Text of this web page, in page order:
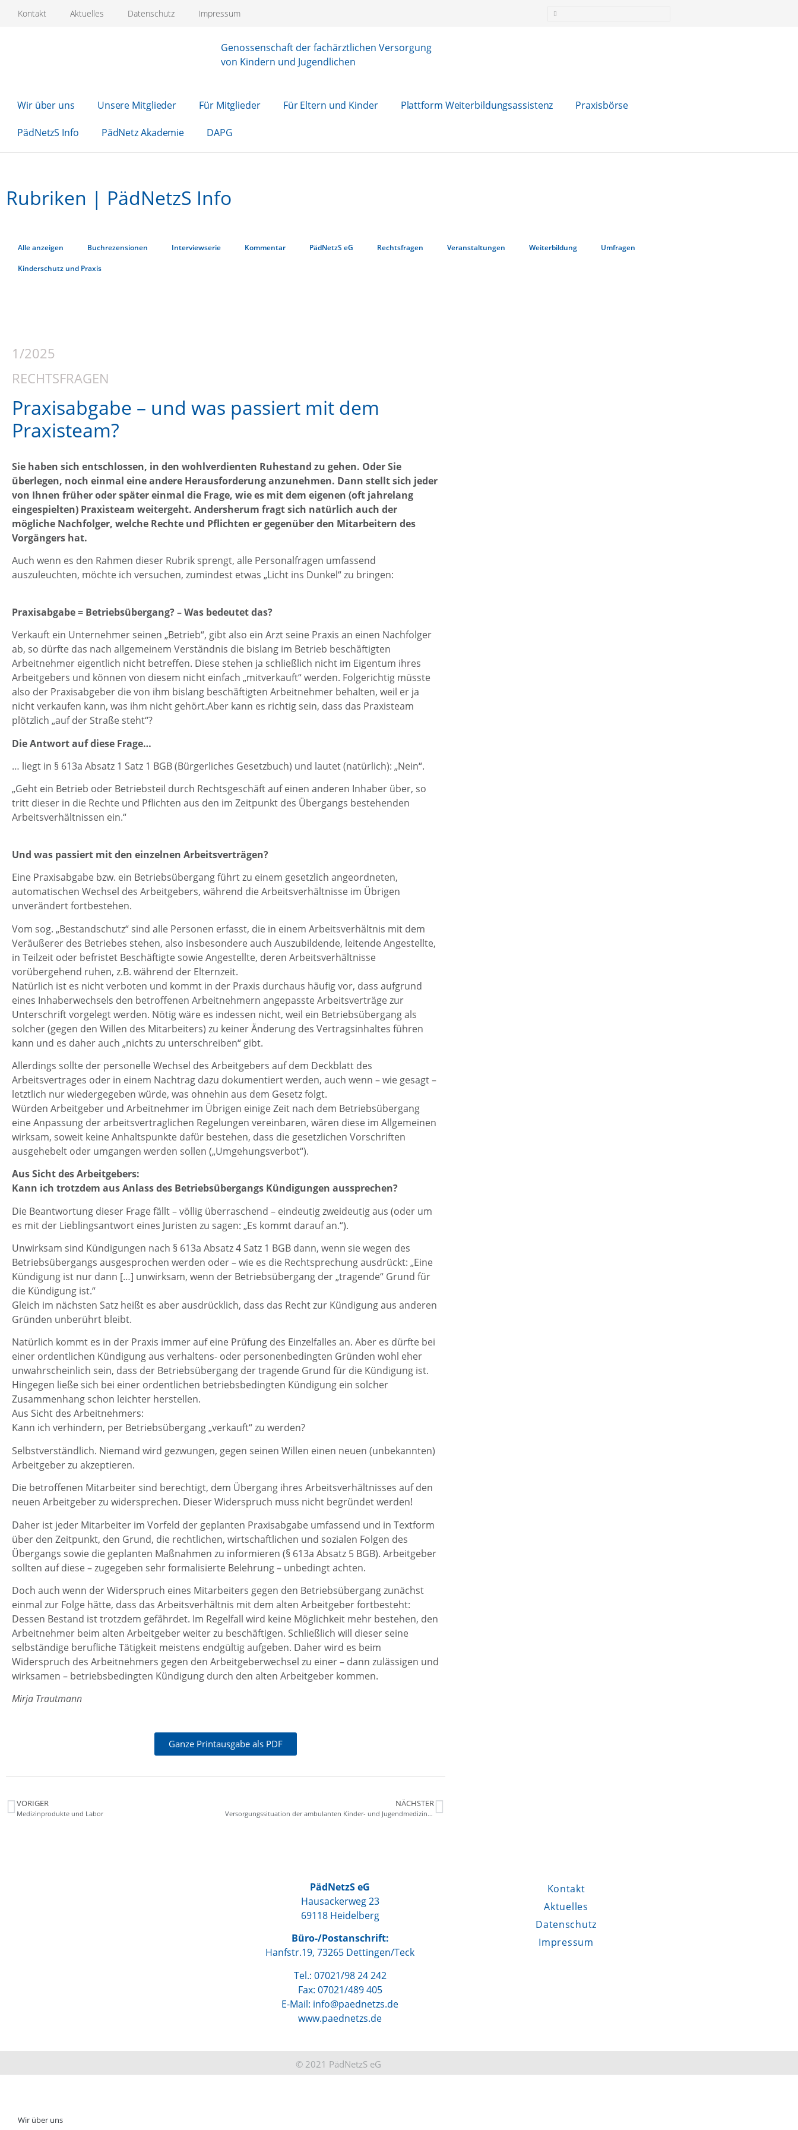
Kontakt Aktuelles Datenschutz Impressum
Genossenschaft der fachärztlichen Versorgung
von Kindern und Jugendlichen
Wir über uns Unsere Mitglieder Für Mitglieder Für Eltern und Kinder Plattform Weiterbildungsassistenz Praxisbörse
PädNetzS Info PädNetz Akademie DAPG
Rubriken | PädNetzS Info
Alle anzeigen Buchrezensionen Interviewserie Kommentar PädNetzS eG Rechtsfragen Veranstaltungen Weiterbildung Umfragen
Kinderschutz und Praxis
1/2025
RECHTSFRAGEN
Praxisabgabe – und was passiert mit dem
Praxisteam?
Sie haben sich entschlossen, in den wohlverdienten Ruhestand zu gehen. Oder Sie
überlegen, noch einmal eine andere Herausforderung anzunehmen. Dann stellt sich jeder
von Ihnen früher oder später einmal die Frage, wie es mit dem eigenen (oft jahrelang
eingespielten) Praxisteam weitergeht. Andersherum fragt sich natürlich auch der
mögliche Nachfolger, welche Rechte und Pflichten er gegenüber den Mitarbeitern des
Vorgängers hat.
Auch wenn es den Rahmen dieser Rubrik sprengt, alle Personalfragen umfassend
auszuleuchten, möchte ich versuchen, zumindest etwas „Licht ins Dunkel“ zu bringen:
Praxisabgabe = Betriebsübergang? – Was bedeutet das?
Verkauft ein Unternehmer seinen „Betrieb“, gibt also ein Arzt seine Praxis an einen Nachfolger
ab, so dürfte das nach allgemeinem Verständnis die bislang im Betrieb beschäftigten
Arbeitnehmer eigentlich nicht betreffen. Diese stehen ja schließlich nicht im Eigentum ihres
Arbeitgebers und können von diesem nicht einfach „mitverkauft“ werden. Folgerichtig müsste
also der Praxisabgeber die von ihm bislang beschäftigten Arbeitnehmer behalten, weil er ja
nicht verkaufen kann, was ihm nicht gehört.Aber kann es richtig sein, dass das Praxisteam
plötzlich „auf der Straße steht“?
Die Antwort auf diese Frage…
… liegt in § 613a Absatz 1 Satz 1 BGB (Bürgerliches Gesetzbuch) und lautet (natürlich): „Nein“.
„Geht ein Betrieb oder Betriebsteil durch Rechtsgeschäft auf einen anderen Inhaber über, so
tritt dieser in die Rechte und Pflichten aus den im Zeitpunkt des Übergangs bestehenden
Arbeitsverhältnissen ein.“
Und was passiert mit den einzelnen Arbeitsverträgen?
Eine Praxisabgabe bzw. ein Betriebsübergang führt zu einem gesetzlich angeordneten,
automatischen Wechsel des Arbeitgebers, während die Arbeitsverhältnisse im Übrigen
unverändert fortbestehen.
Vom sog. „Bestandschutz“ sind alle Personen erfasst, die in einem Arbeitsverhältnis mit dem
Veräußerer des Betriebes stehen, also insbesondere auch Auszubildende, leitende Angestellte,
in Teilzeit oder befristet Beschäftigte sowie Angestellte, deren Arbeitsverhältnisse
vorübergehend ruhen, z.B. während der Elternzeit.
Natürlich ist es nicht verboten und kommt in der Praxis durchaus häufig vor, dass aufgrund
eines Inhaberwechsels den betroffenen Arbeitnehmern angepasste Arbeitsverträge zur
Unterschrift vorgelegt werden. Nötig wäre es indessen nicht, weil ein Betriebsübergang als
solcher (gegen den Willen des Mitarbeiters) zu keiner Änderung des Vertragsinhaltes führen
kann und es daher auch „nichts zu unterschreiben“ gibt.
Allerdings sollte der personelle Wechsel des Arbeitgebers auf dem Deckblatt des
Arbeitsvertrages oder in einem Nachtrag dazu dokumentiert werden, auch wenn – wie gesagt –
letztlich nur wiedergegeben würde, was ohnehin aus dem Gesetz folgt.
Würden Arbeitgeber und Arbeitnehmer im Übrigen einige Zeit nach dem Betriebsübergang
eine Anpassung der arbeitsvertraglichen Regelungen vereinbaren, wären diese im Allgemeinen
wirksam, soweit keine Anhaltspunkte dafür bestehen, dass die gesetzlichen Vorschriften
ausgehebelt oder umgangen werden sollen („Umgehungsverbot“).
Aus Sicht des Arbeitgebers:
Kann ich trotzdem aus Anlass des Betriebsübergangs Kündigungen aussprechen?
Die Beantwortung dieser Frage fällt – völlig überraschend – eindeutig zweideutig aus (oder um
es mit der Lieblingsantwort eines Juristen zu sagen: „Es kommt darauf an.“).
Unwirksam sind Kündigungen nach § 613a Absatz 4 Satz 1 BGB dann, wenn sie wegen des
Betriebsübergangs ausgesprochen werden oder – wie es die Rechtsprechung ausdrückt: „Eine
Kündigung ist nur dann […] unwirksam, wenn der Betriebsübergang der „tragende“ Grund für
die Kündigung ist.“
Gleich im nächsten Satz heißt es aber ausdrücklich, dass das Recht zur Kündigung aus anderen
Gründen unberührt bleibt.
Natürlich kommt es in der Praxis immer auf eine Prüfung des Einzelfalles an. Aber es dürfte bei
einer ordentlichen Kündigung aus verhaltens- oder personenbedingten Gründen wohl eher
unwahrscheinlich sein, dass der Betriebsübergang der tragende Grund für die Kündigung ist.
Hingegen ließe sich bei einer ordentlichen betriebsbedingten Kündigung ein solcher
Zusammenhang schon leichter herstellen.
Aus Sicht des Arbeitnehmers:
Kann ich verhindern, per Betriebsübergang „verkauft“ zu werden?
Selbstverständlich. Niemand wird gezwungen, gegen seinen Willen einen neuen (unbekannten)
Arbeitgeber zu akzeptieren.
Die betroffenen Mitarbeiter sind berechtigt, dem Übergang ihres Arbeitsverhältnisses auf den
neuen Arbeitgeber zu widersprechen. Dieser Widerspruch muss nicht begründet werden!
Daher ist jeder Mitarbeiter im Vorfeld der geplanten Praxisabgabe umfassend und in Textform
über den Zeitpunkt, den Grund, die rechtlichen, wirtschaftlichen und sozialen Folgen des
Übergangs sowie die geplanten Maßnahmen zu informieren (§ 613a Absatz 5 BGB). Arbeitgeber
sollten auf diese – zugegeben sehr formalisierte Belehrung – unbedingt achten.
Doch auch wenn der Widerspruch eines Mitarbeiters gegen den Betriebsübergang zunächst
einmal zur Folge hätte, dass das Arbeitsverhältnis mit dem alten Arbeitgeber fortbesteht:
Dessen Bestand ist trotzdem gefährdet. Im Regelfall wird keine Möglichkeit mehr bestehen, den
Arbeitnehmer beim alten Arbeitgeber weiter zu beschäftigen. Schließlich will dieser seine
selbständige berufliche Tätigkeit meistens endgültig aufgeben. Daher wird es beim
Widerspruch des Arbeitnehmers gegen den Arbeitgeberwechsel zu einer – dann zulässigen und
wirksamen – betriebsbedingten Kündigung durch den alten Arbeitgeber kommen.
Mirja Trautmann
Ganze Printausgabe als PDF
VORIGER
Medizinprodukte und Labor
NÄCHSTER
Versorgungssituation der ambulanten Kinder- und Jugendmedizin in Baden-Württemberg
PädNetzS eG
Hausackerweg 23
69118 Heidelberg
Büro-/Postanschrift:
Hanfstr.19, 73265 Dettingen/Teck
Tel.: 07021/98 24 242
Fax: 07021/489 405
E-Mail: info@paednetzs.de
www.paednetzs.de
Kontakt
Aktuelles
Datenschutz
Impressum
© 2021 PädNetzS eG
Wir über uns